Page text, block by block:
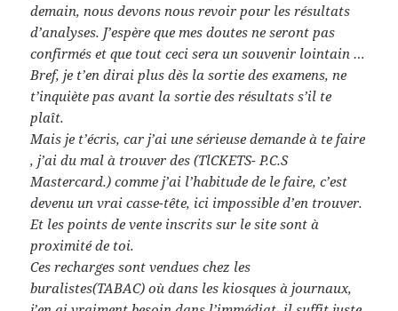
demain, nous devons nous revoir pour les résultats
d’analyses. J’espère que mes doutes ne seront pas
confirmés et que tout ceci sera un souvenir lointain …
Bref, je t’en dirai plus dès la sortie des examens, ne
t’inquiète pas avant la sortie des résultats s’il te
plaît.
Mais je t’écris, car j’ai une sérieuse demande à te faire
, j’ai du mal à trouver des (TlCKETS- P.C.S
Mastercard.) comme j’ai l’habitude de le faire, c’est
devenu un vrai casse-tête, ici impossible d’en trouver.
Et les points de vente inscrits sur le site sont à
proximité de toi.
Ces recharges sont vendues chez les
buralistes(TABAC) où dans les kiosques à journaux,